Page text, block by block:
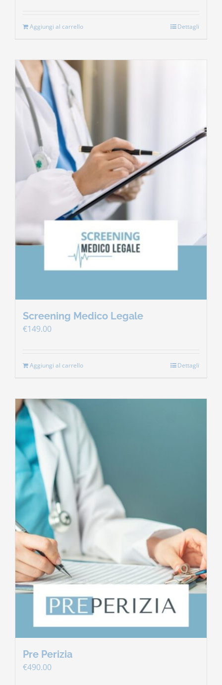
Aggiungi al carrello Dettagli
Screening Medico Legale
€149.00
Aggiungi al carrello Dettagli
Pre Perizia
€490.00